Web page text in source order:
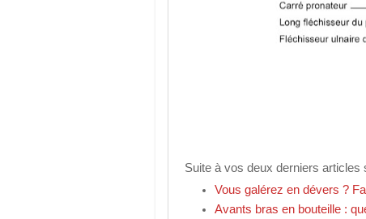
Suite à vos deux derniers articles
Vous galérez en dévers ?
Avants bras en bouteille :